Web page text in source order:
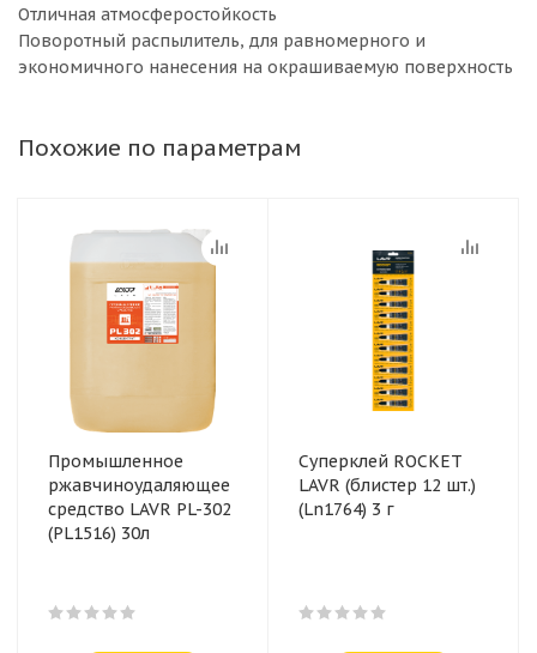
Отличная атмосферостойкость
Поворотный распылитель, для равномерного и
экономичного нанесения на окрашиваемую поверхность
Похожие по параметрам
Промышленное
ржавчиноудаляющее
средство LAVR PL-302
(PL1516) 30л
Суперклей ROCKET
LAVR (блистер 12 шт.)
(Ln1764) 3 г